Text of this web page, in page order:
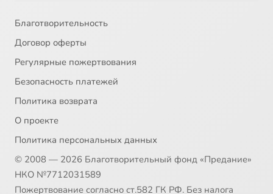
Благотворительность
Договор оферты
Регулярные пожертвования
Безопасность платежей
Политика возврата
О проекте
Политика персональных данных
© 2008 — 2026 Благотворительный фонд «Предание»
НКО №7712031589
Пожертвование согласно ст.582 ГК РФ. Без налога